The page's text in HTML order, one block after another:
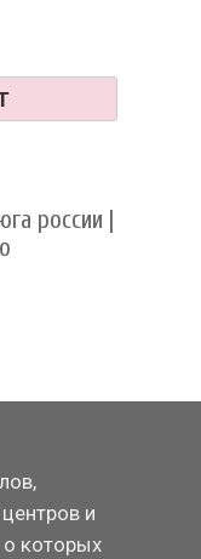
россии |
и
которых